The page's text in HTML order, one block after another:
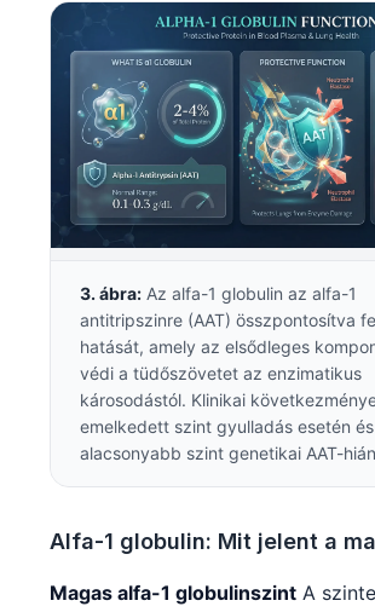
3. ábra: Az alfa-1 globulin az alfa-1
antitripszinre (AAT) összpontosítva
hatását, amely az elsődleges
védi a tüdőszövetet az enzimatikus
károsodástól. Klinikai
emelkedett szint gyulladás esetén
alacsonyabb szint genetikai AAT-
Alfa-1 globulin: Mit jelent a
Magas alfa-1 globulinszint A